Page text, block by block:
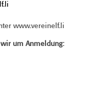
www.vereinelf.li
um Anmeldung: